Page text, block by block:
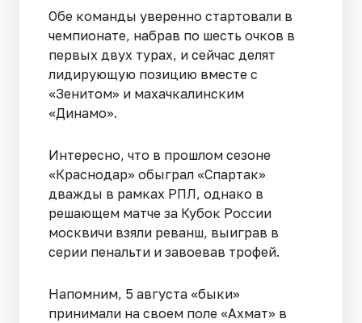
Обе команды уверенно стартовали в
чемпионате, набрав по шесть очков в
первых двух турах, и сейчас делят
лидирующую позицию вместе с
«Зенитом» и махачкалинским
«Динамо».
Интересно, что в прошлом сезоне
«Краснодар» обыграл «Спартак»
дважды в рамках РПЛ, однако в
решающем матче за Кубок России
москвичи взяли реванш, выиграв в
серии пенальти и завоевав трофей.
Напомним, 5 августа «быки»
принимали на своем поле «Ахмат» в